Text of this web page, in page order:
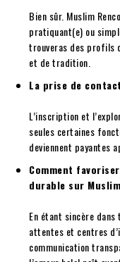
Bien sûr. Muslim
pratiquant(e) ou
trouveras des profils
et de tradition.
La prise de
L’inscription et
seules certaines
deviennent payantes
Comment
durable sur
En étant sincère
attentes et centres
communication